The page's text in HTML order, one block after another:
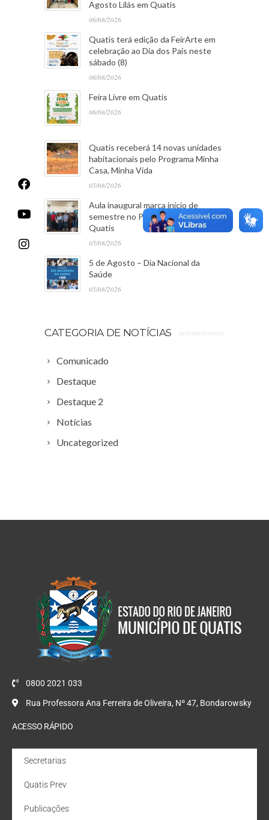
Agosto Lilás em Quatis
06/08/2026
Quatis terá edição da FeirArte em
celebração ao Dia dos Pais neste
sábado (8)
06/08/2026
Feira Livre em Quatis
06/08/2026
Quatis receberá 14 novas unidades
habitacionais pelo Programa Minha
Casa, Minha Vida
05/08/2026
Aula inaugural marca início de
semestre no Polo CEDERJ em
Quatis
05/08/2026
5 de Agosto – Dia Nacional da
Saúde
05/08/2026
CATEGORIA DE NOTÍCIAS
Comunicado
Destaque
Destaque 2
Notícias
Uncategorized
0800 2021 033
Rua Professora Ana Ferreira de Oliveira, Nº 47, Bondarowsky
ACESSO RÁPIDO
Secretarias
Quatis Prev
Publicações